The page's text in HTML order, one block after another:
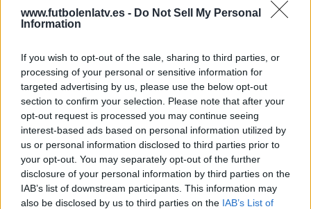
www.futbolenlatv.es - Do Not Sell My Personal
Information
If you wish to opt-out of the sale, sharing to third parties, or
processing of your personal or sensitive information for
targeted advertising by us, please use the below opt-out
section to confirm your selection. Please note that after your
opt-out request is processed you may continue seeing
interest-based ads based on personal information utilized by
us or personal information disclosed to third parties prior to
your opt-out. You may separately opt-out of the further
disclosure of your personal information by third parties on the
IAB’s list of downstream participants. This information may
also be disclosed by us to third parties on the IAB’s List of
Real Madrid TV
1 (1,59%)
1 (1,59%)
TV FootballClub
1 (1,59%)
Ver ranking completo
TOTAL
5
CANALES TV
DÍAS
136
SIN PARTIDO
GRATUÍTO
PARTIDOS
0
CONSECUTIVOS
DE PAGO